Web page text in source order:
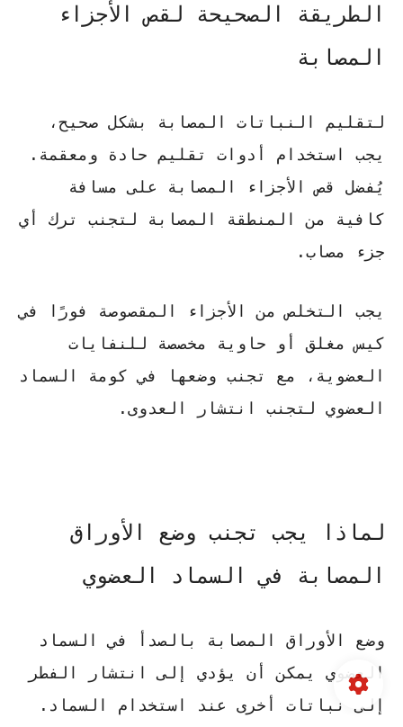
الطريقة الصحيحة لقص الأجزاء
المصابة
لتقليم النباتات المصابة بشكل صحيح،
يجب استخدام أدوات تقليم حادة ومعقمة.
يُفضل قص الأجزاء المصابة على مسافة
كافية من المنطقة المصابة لتجنب ترك أي
جزء مصاب.
يجب التخلص من الأجزاء المقصوصة فورًا في
كيس مغلق أو حاوية مخصصة للنفايات
العضوية، مع تجنب وضعها في كومة السماد
العضوي لتجنب انتشار العدوى.
لماذا يجب تجنب وضع الأوراق
المصابة في السماد العضوي
وضع الأوراق المصابة بالصدأ في السماد
العضوي يمكن أن يؤدي إلى انتشار الفطر
إلى نباتات أخرى عند استخدام السماد.